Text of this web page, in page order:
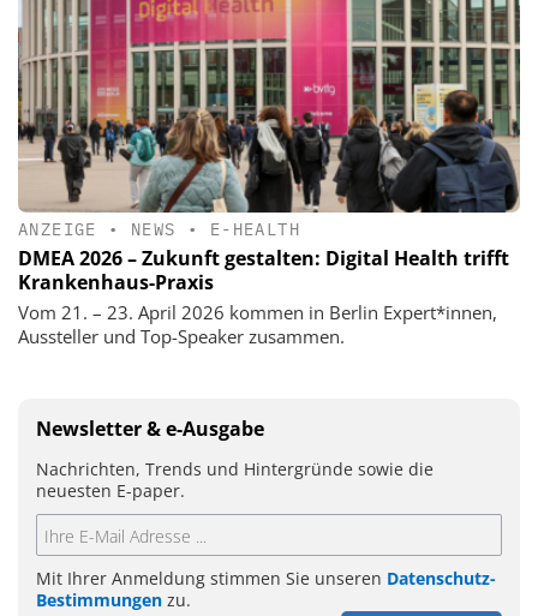
ANZEIGE • NEWS • E-HEALTH
DMEA 2026 – Zukunft gestalten: Digital Health trifft
Krankenhaus-Praxis
Vom 21. – 23. April 2026 kommen in Berlin Expert*innen,
Aussteller und Top-Speaker zusammen.
Newsletter & e-Ausgabe
Nachrichten, Trends und Hintergründe sowie die
neuesten E-paper.
Mit Ihrer Anmeldung stimmen Sie unseren Datenschutz-
Bestimmungen zu.